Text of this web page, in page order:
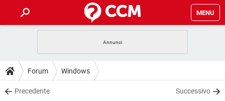
MENU
INTRATTENIMENTO
iOS
GUIDE
COVID-19
DOWNLOAD
Forum Windows
Precedente Successivo